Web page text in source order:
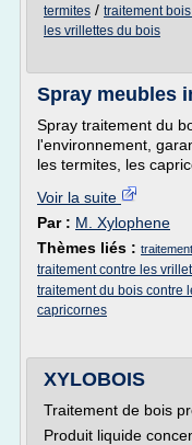
termites / traitement
les vrillettes du bois
Spray meubles
Spray traitement du
l'environnement,
les termites, les
Voir la suite
Par : M. Xylophene
Thèmes liés :
traitement contre les
traitement du bois contre
capricornes
XYLOBOIS
Traitement de bois
Produit liquide